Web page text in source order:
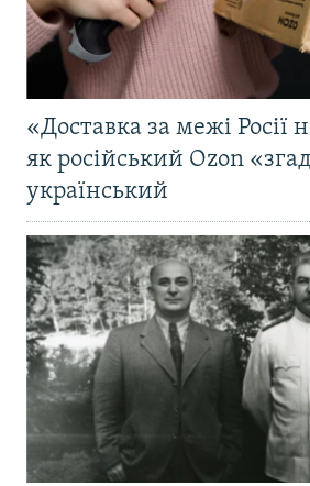
«Доставка за межі Росії
як російський Ozon
український